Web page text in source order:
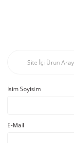
İsim Soyisim
E-Mail